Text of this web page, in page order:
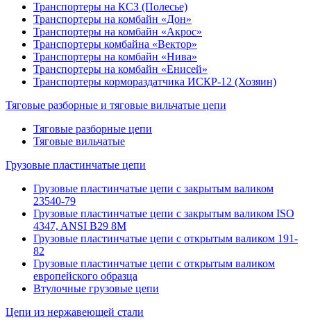
Транспортеры на КСЗ (Полесье)
Транспортеры на комбайн «Дон»
Транспортеры на комбайн «Акрос»
Транспортеры комбайна «Вектор»
Транспортеры на комбайн «Нива»
Транспортеры на комбайн «Енисей»
Транспортеры кормораздатчика ИСКР-12 (Хозяин)
Тяговые разборные и тяговые вильчатые цепи
Тяговые разборные цепи
Тяговые вильчатые
Грузовые пластинчатые цепи
Грузовые пластинчатые цепи с закрытым валиком
23540-79
Грузовые пластинчатые цепи с закрытым валиком ISO
4347, ANSI B29 8M
Грузовые пластинчатые цепи с открытым валиком 191-
82
Грузовые пластинчатые цепи с открытым валиком
европейского образца
Втулочные грузовые цепи
Цепи из нержавеющей стали